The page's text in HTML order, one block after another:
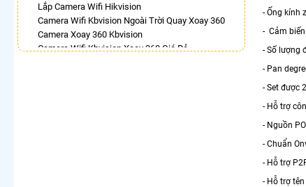
Lắp Camera Wifi Hikvision
Camera Wifi Kbvision Ngoài Trời Quay Xoay 360
Camera Xoay 360 Kbvision
Camera Wifi Kbvision Xoay 360 Giá Rẻ
- Ống kính
- Cảm
- Số lượng
- Pan
- Set được
- Hỗ trợ
- Nguồn
- Chuẩn
- Hỗ trợ
- Hỗ trợ